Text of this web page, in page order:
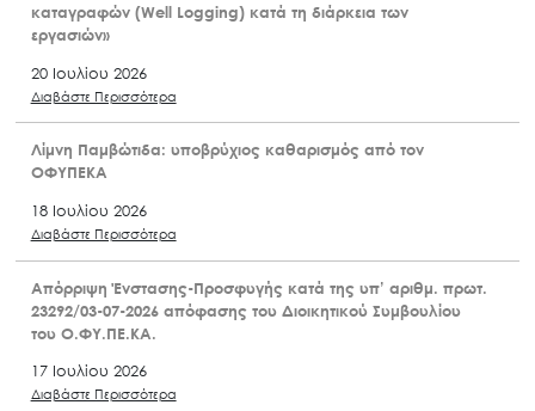
καταγραφών (Well Logging) κατά τη διάρκεια των
εργασιών»
20 Ιουλίου 2026
Διαβάστε Περισσότερα
Λίμνη Παμβώτιδα: υποβρύχιος καθαρισμός από τον
ΟΦΥΠΕΚΑ
18 Ιουλίου 2026
Διαβάστε Περισσότερα
Απόρριψη Ένστασης-Προσφυγής κατά της υπ’ αριθμ. πρωτ.
23292/03-07-2026 απόφασης του Διοικητικού Συμβουλίου
του Ο.ΦΥ.ΠΕ.ΚΑ.
17 Ιουλίου 2026
Διαβάστε Περισσότερα